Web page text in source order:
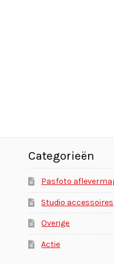
Categorieën
Pasfoto
Studio accessoires
Overige
Actie